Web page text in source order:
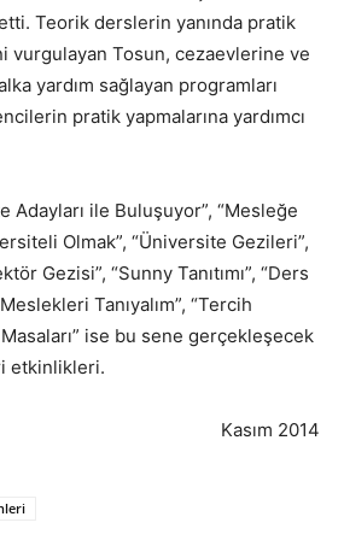
Teorik derslerin yanında pratik
vurgulayan Tosun, cezaevlerine ve
yardım sağlayan programları
pratik yapmalarına yardımcı
Adayları ile Buluşuyor”, “Mesleğe
Olmak”, “Üniversite Gezileri”,
Gezisi”, “Sunny Tanıtımı”, “Ders
Tanıyalım”, “Tercih
Masaları” ise bu sene gerçekleşecek
etkinlikleri.
Kasım 2014